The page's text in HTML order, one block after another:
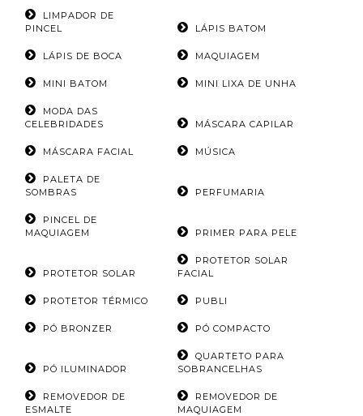
LIMPADOR DE
PINCEL
LÁPIS BATOM
LÁPIS DE BOCA MAQUIAGEM
MINI BATOM MINI LIXA DE UNHA
MODA DAS
CELEBRIDADES
MÁSCARA CAPILAR
MÁSCARA FACIAL MÚSICA
PALETA DE
SOMBRAS
PERFUMARIA
PINCEL DE
MAQUIAGEM
PRIMER PARA PELE
PROTETOR SOLAR
PROTETOR SOLAR
FACIAL
PROTETOR TÉRMICO PUBLI
PÓ BRONZER PÓ COMPACTO
PÓ ILUMINADOR
QUARTETO PARA
SOBRANCELHAS
REMOVEDOR DE
ESMALTE
REMOVEDOR DE
MAQUIAGEM